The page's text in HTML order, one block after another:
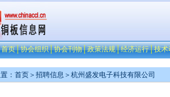
首页│协会组织│协会刊物│政策法规│经济运行│技术
： 首页 ＞ 招聘信息 ＞杭州盛发电子科技有限公司